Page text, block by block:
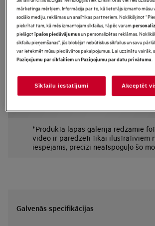
TR3LV
Teleskopiskās vadotnes
cepeškrāsnīm
Mūsu teleskopiskās vadotnes ir viegli izvelkamas un
varētu vieglāk piekļūt karstiem traukiem. 3 līmeņi.
*Produkta lapas galerijā redzamie
video ir paredzēti tikai ilustratīviem
iespējams, precīzi neatspoguļo šo
Galvenās specifikācijas
mārketinga mērķiem. Informācija par to, kā lietotājs izmanto
sociālo mediju, reklāmas un analītikas partneriem. Noklikšķinot
piekrītat tam, kā mēs izmantojam sīkfailus, tāpēc varam
pielāgotīpašos piedāvājumusun personalizētas reklāmas.
sīkfailu pieņemšanas”, jūs bloķējat nebūtiskus sīkfailus un savu
var ietekmēt mūsu piedāvātos pakalpojumus. Lai uzzinātu vairāk,
Paziņojumu par sīkfailiemunPaziņojumu par datu privātumu.
Sīkfailu iestatījumi Akceptēt